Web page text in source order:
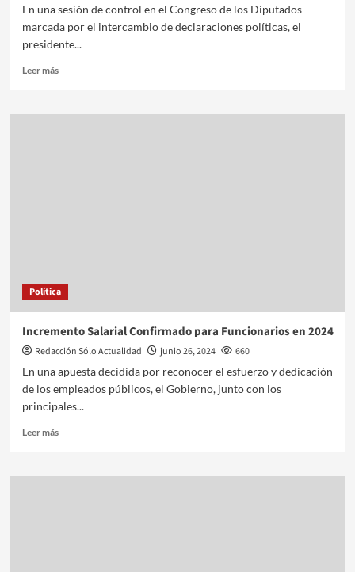
En una sesión de control en el Congreso de los Diputados
marcada por el intercambio de declaraciones políticas, el
presidente...
Leer más
Política
Incremento Salarial Confirmado para Funcionarios en 2024
Redacción Sólo Actualidad junio 26, 2024
660
En una apuesta decidida por reconocer el esfuerzo y dedicación
de los empleados públicos, el Gobierno, junto con los
principales...
Leer más